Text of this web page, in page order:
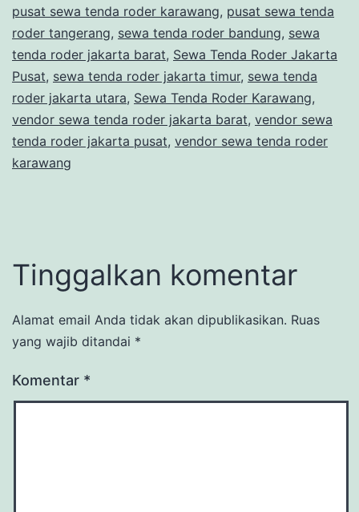
pusat sewa tenda roder karawang, pusat sewa tenda
roder tangerang, sewa tenda roder bandung, sewa
tenda roder jakarta barat, Sewa Tenda Roder Jakarta
Pusat, sewa tenda roder jakarta timur, sewa tenda
roder jakarta utara, Sewa Tenda Roder Karawang,
vendor sewa tenda roder jakarta barat, vendor sewa
tenda roder jakarta pusat, vendor sewa tenda roder
karawang
Tinggalkan komentar
Alamat email Anda tidak akan dipublikasikan. Ruas
yang wajib ditandai *
Komentar *